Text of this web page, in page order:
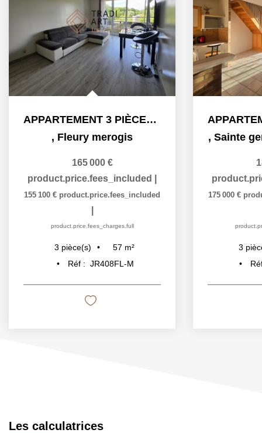
APPARTEMENT 3 PIÈCES AVEC BALCON A VENDRE - RESIDENCE...
, Fleury merogis
165 000 €
product.price.fees_included
155 100 € product.price.fees_included
product.price.fees_charges.full
3 pièce(s) 57 m²
Réf : JR408FL-M
, Sainte
175 000 €
3
Les calculatrices